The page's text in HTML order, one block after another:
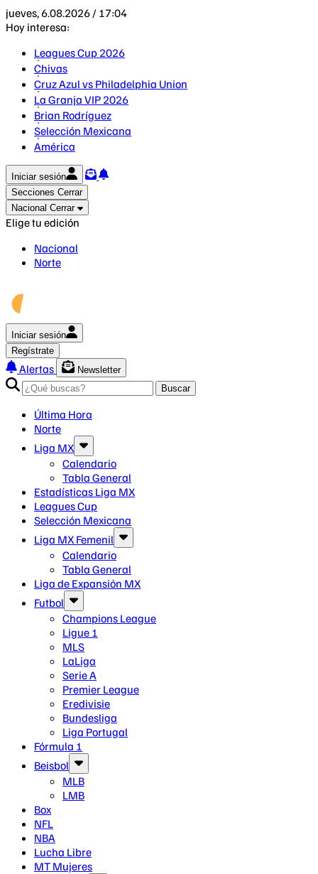
jueves, 6.08.2026 / 17:04
Hoy interesa:
Leagues Cup 2026
Chivas
Cruz Azul vs Philadelphia Union
La Granja VIP 2026
Brian Rodríguez
Selección Mexicana
América
Iniciar sesión
Secciones Cerrar
Nacional Cerrar
Elige tu edición
Nacional
Norte
Iniciar sesión
Regístrate
Alertas
Newsletter
Buscar
Última Hora
Norte
Liga MX
Calendario
Tabla General
Estadísticas Liga MX
Leagues Cup
Selección Mexicana
Liga MX Femenil
Calendario
Tabla General
Liga de Expansión MX
Futbol
Champions League
Ligue 1
MLS
LaLiga
Serie A
Premier League
Eredivisie
Bundesliga
Liga Portugal
Fórmula 1
Beisbol
MLB
LMB
Box
NFL
NBA
Lucha Libre
MT Mujeres